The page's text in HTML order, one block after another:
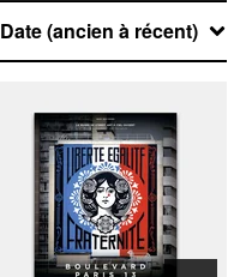
Date (ancien à récent)